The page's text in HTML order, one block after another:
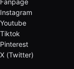
Fanpage
Instagram
Youtube
Tiktok
Pinterest
X (Twitter)